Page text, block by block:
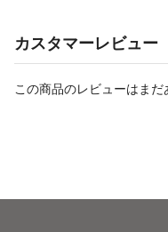
カスタマーレビュー
この商品のレビューはまだ